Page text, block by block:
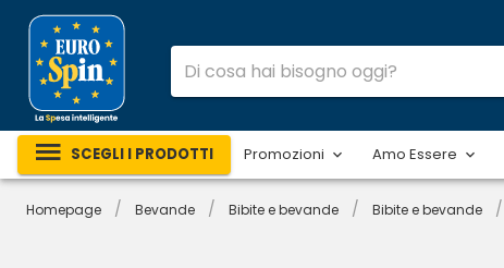
SCEGLI I PRODOTTI Promozioni Amo Essere
Homepage / Bevande / Bibite e bevande / Bibite e bevande /